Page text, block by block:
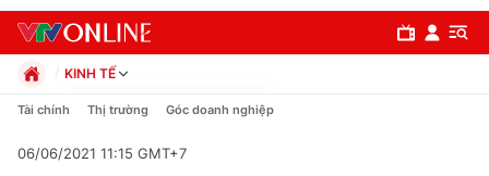
KINH TẾ
Chính trị
Pháp luật
Tài chính Thị trường Góc doanh nghiệp
06/06/2021 11:15 GMT+7